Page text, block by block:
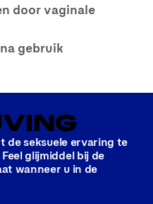
door vaginale
gebruik
de seksuele ervaring te
glijmiddel bij de
wanneer u in de